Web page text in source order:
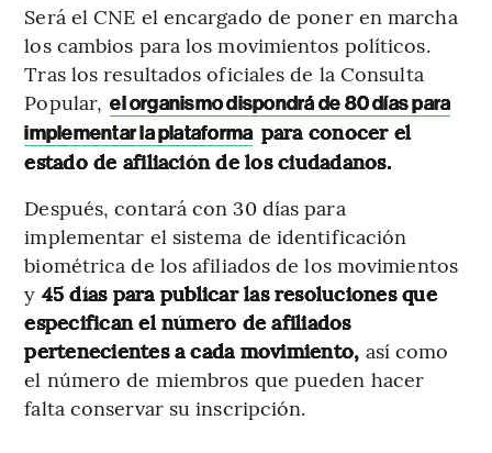
Será el CNE el encargado de poner en marcha
los cambios para los movimientos políticos.
Tras los resultados oficiales de la Consulta
Popular, el organismo dispondrá de 80 días para
implementar la plataforma para conocer el
estado de afiliación de los ciudadanos.
Después, contará con 30 días para
implementar el sistema de identificación
biométrica de los afiliados de los movimientos
y 45 días para publicar las resoluciones que
especifican el número de afiliados
pertenecientes a cada movimiento, así como
el número de miembros que pueden hacer
falta conservar su inscripción.